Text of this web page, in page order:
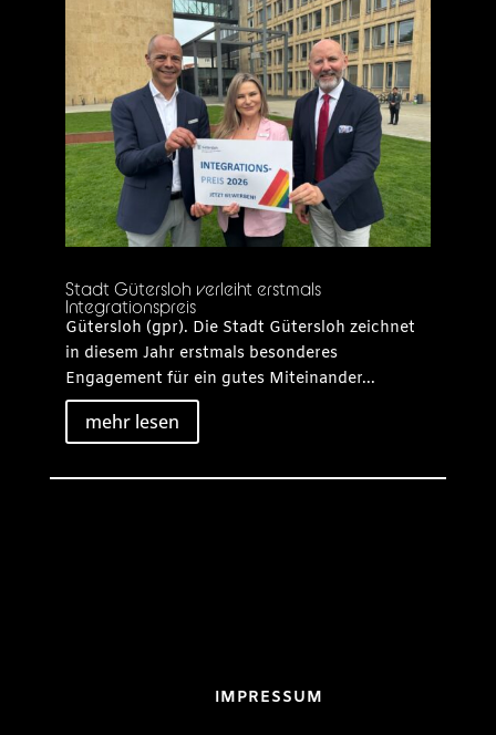
Stadt Gütersloh verleiht erstmals
Integrationspreis
Gütersloh (gpr). Die Stadt Gütersloh zeichnet
in diesem Jahr erstmals besonderes
Engagement für ein gutes Miteinander...
mehr lesen
IMPRESSUM